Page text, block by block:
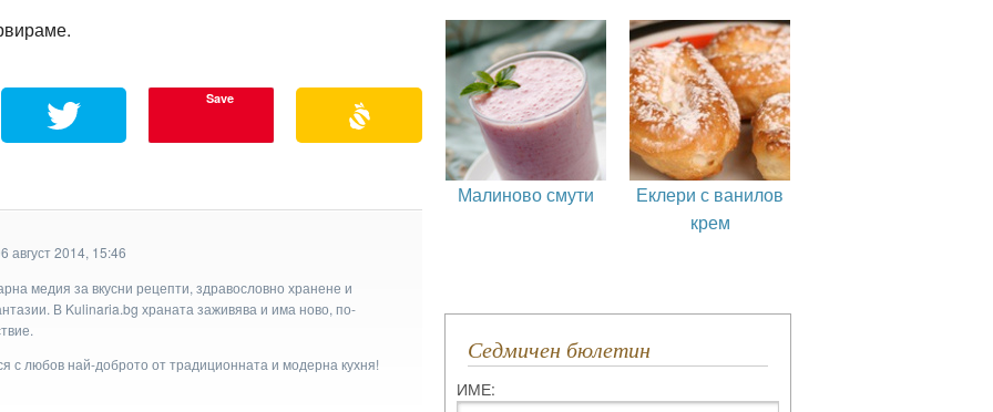
Save
август 2014, 15:46
медия за вкусни рецепти, здравословно хранене и
В Kulinaria.bg храната заживява и има ново, по-
с любов най-доброто от традиционната и модерна кухня!
Малиново смути
Еклери с ванилов
крем
Седмичен бюлетин
ИМЕ: